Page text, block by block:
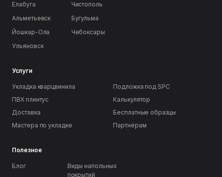
Елабуга
Чистополь
Альметьевск
Бугульма
Йошкар-Ола
Чебоксары
Ульяновск
Услуги
Укладка кварцвинила
Подложка под SPC
ПВХ плинтус
Калькулятор
Доставка
Бесплатные образцы
Мастера по укладке
Партнёрам
Полезное
Блог
Виды напольных
покрытий